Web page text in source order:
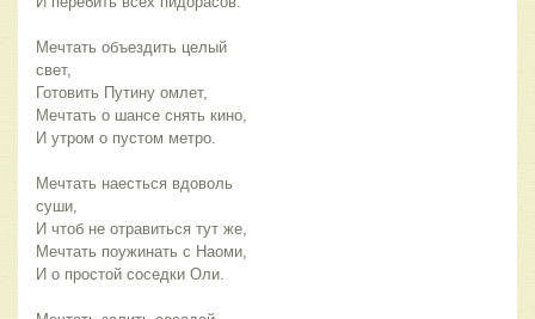
Мечтать объездить целый
свет,
Готовить Путину омлет,
Мечтать о шансе снять кино,
И утром о пустом метро.
Мечтать наесться вдоволь
суши,
И чтоб не отравиться тут же,
Мечтать поужинать с Наоми,
И о простой соседки Оли.